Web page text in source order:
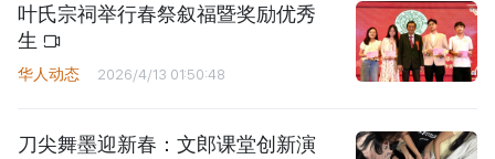
叶氏宗祠举行春祭叙福暨奖励优秀
生
华人动态 2026/4/13 01:50:48
刀尖舞墨迎新春：文郎课堂创新演